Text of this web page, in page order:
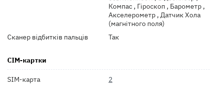
Компас , Гіроскоп , Барометр ,
Акселерометр , Датчик Хола
(магнітного поля)
Сканер відбитків пальців
Так
СІМ-картки
SIM-карта
2